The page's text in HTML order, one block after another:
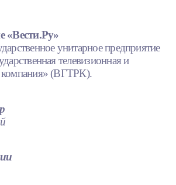
«Вести.Ру»
унитарное предприятие
телевизионная и
компания» (ВГТРК).